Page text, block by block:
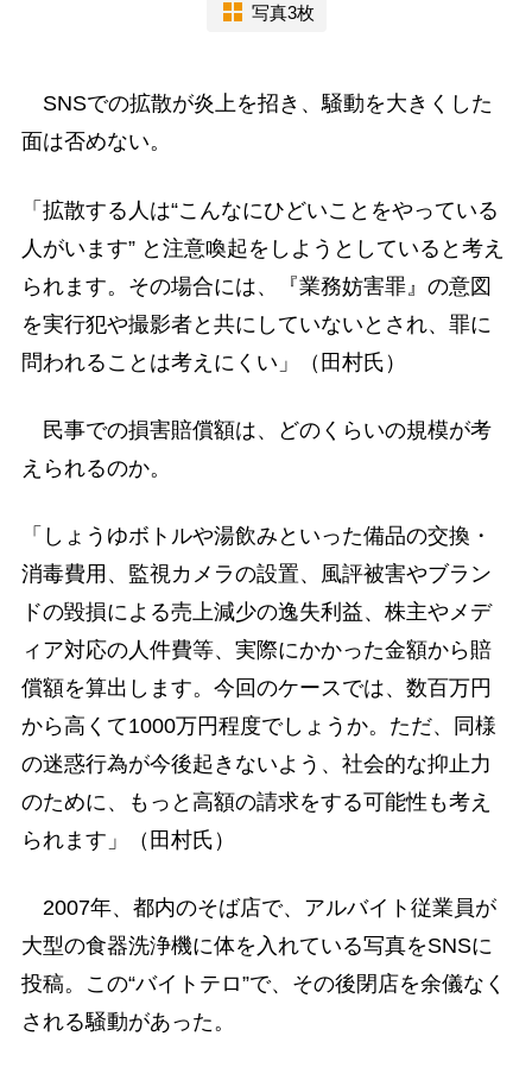
写真3枚
SNSでの拡散が炎上を招き、騒動を大きくした
面は否めない。
「拡散する人は“こんなにひどいことをやっている
人がいます” と注意喚起をしようとしていると考え
られます。その場合には、『業務妨害罪』の意図
を実行犯や撮影者と共にしていないとされ、罪に
問われることは考えにくい」（田村氏）
民事での損害賠償額は、どのくらいの規模が考
えられるのか。
「しょうゆボトルや湯飲みといった備品の交換・
消毒費用、監視カメラの設置、風評被害やブラン
ドの毀損による売上減少の逸失利益、株主やメデ
ィア対応の人件費等、実際にかかった金額から賠
償額を算出します。今回のケースでは、数百万円
から高くて1000万円程度でしょうか。ただ、同様
の迷惑行為が今後起きないよう、社会的な抑止力
のために、もっと高額の請求をする可能性も考え
られます」（田村氏）
2007年、都内のそば店で、アルバイト従業員が
大型の食器洗浄機に体を入れている写真をSNSに
投稿。この“バイトテロ”で、その後閉店を余儀なく
される騒動があった。